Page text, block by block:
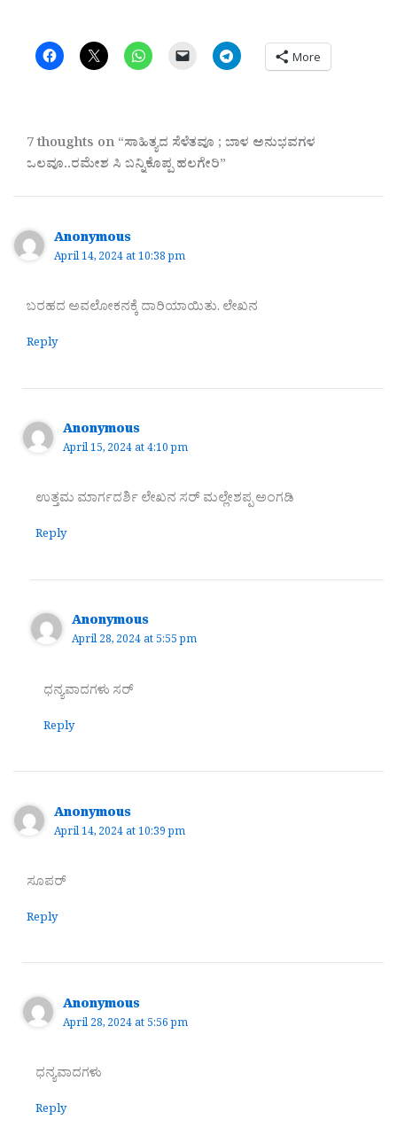
More
7 thoughts on “ಸಾಹಿತ್ಯದ ಸೆಳೆತವೂ ; ಬಾಳ ಅನುಭವಗಳ
ಒಲವೂ..ರಮೇಶ ಸಿ ಬನ್ನಿಕೊಪ್ಪ ಹಲಗೇರಿ”
Anonymous
April 14, 2024 at 10:38 pm
ಬರಹದ ಅವಲೋಕನಕ್ಕೆ ದಾರಿಯಾಯಿತು. ಲೇಖನ
Reply
Anonymous
April 15, 2024 at 4:10 pm
ಉತ್ತಮ ಮಾರ್ಗದರ್ಶಿ ಲೇಖನ ಸರ್ ಮಲ್ಲೇಶಪ್ಪ ಅಂಗಡಿ
Reply
Anonymous
April 28, 2024 at 5:55 pm
ಧನ್ಯವಾದಗಳು ಸರ್
Reply
Anonymous
April 14, 2024 at 10:39 pm
ಸೂಪರ್
Reply
Anonymous
April 28, 2024 at 5:56 pm
ಧನ್ಯವಾದಗಳು
Reply